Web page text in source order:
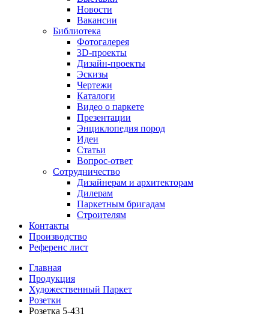
Новости
Вакансии
Библиотека
Фотогалерея
3D-проекты
Дизайн-проекты
Эскизы
Чертежи
Каталоги
Видео о паркете
Презентации
Энциклопедия пород
Идеи
Статьи
Вопрос-ответ
Сотрудничество
Дизайнерам и архитекторам
Дилерам
Паркетным бригадам
Строителям
Контакты
Производство
Референс лист
Главная
Продукция
Художественный Паркет
Розетки
Розетка 5-431